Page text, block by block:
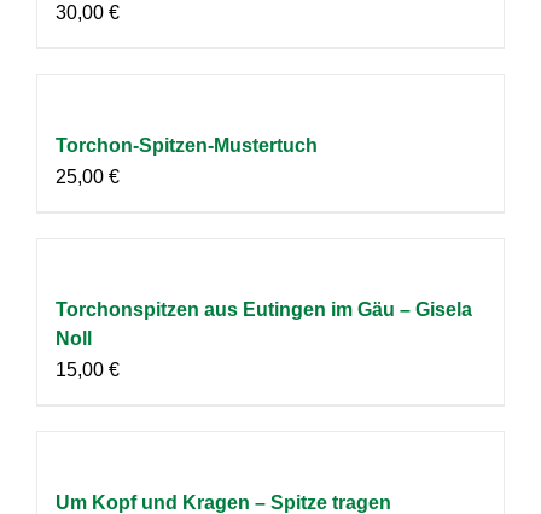
30,00 €
Torchon-Spitzen-Mustertuch
25,00 €
Torchonspitzen aus Eutingen im Gäu – Gisela
Noll
15,00 €
Um Kopf und Kragen – Spitze tragen